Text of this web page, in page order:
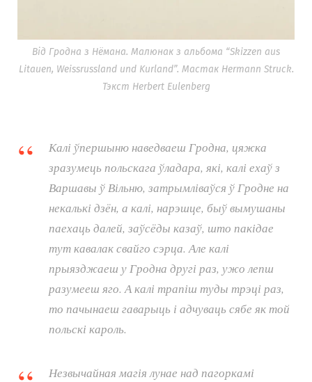
Від Гродна з Нёмана. Малюнак з альбома “Skizzen aus
Litauen, Weissrussland und Kurland”. Мастак Hermann Struck.
Тэкст Herbert Eulenberg
Калі ўпершыню наведваеш Гродна, цяжка
зразумець польскага ўладара, які, калі ехаў з
Варшавы ў Вільню, затрымліваўся ў Гродне на
некалькі дзён, а калі, нарэшце, быў вымушаны
паехаць далей, заўсёды казаў, што пакідае
тут кавалак свайго сэрца. Але калі
прыязджаеш у Гродна другі раз, ужо лепш
разумееш яго. А калі трапіш туды трэці раз,
то пачынаеш гаварыць і адчуваць сябе як той
польскі кароль.
Незвычайная магія лунае над пагоркамі